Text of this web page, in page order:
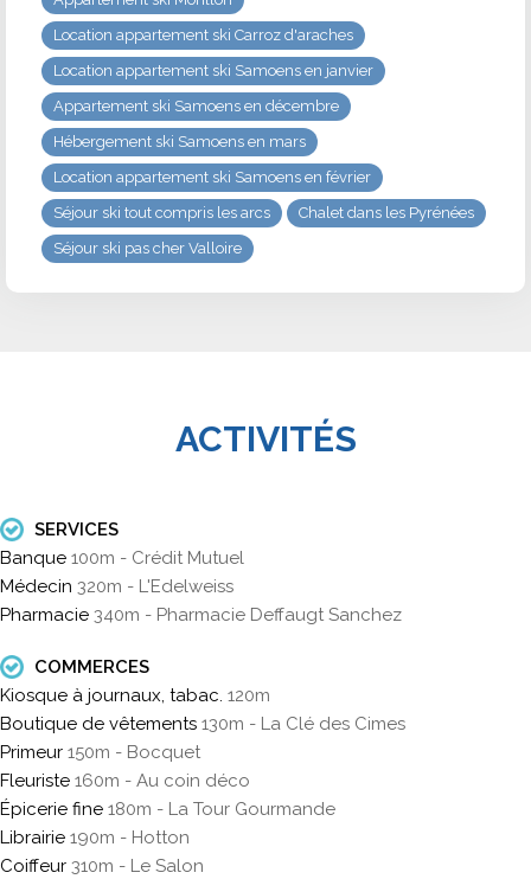
Location appartement ski Carroz d'araches
Location appartement ski Samoens en janvier
Appartement ski Samoens en décembre
Hébergement ski Samoens en mars
Location appartement ski Samoens en février
Séjour ski tout compris les arcs
Chalet dans les Pyrénées
Séjour ski pas cher Valloire
ACTIVITÉS
SERVICES
Banque 100m - Crédit Mutuel
Médecin 320m - L'Edelweiss
Pharmacie 340m - Pharmacie Deffaugt Sanchez
COMMERCES
Kiosque à journaux, tabac. 120m
Boutique de vêtements 130m - La Clé des Cimes
Primeur 150m - Bocquet
Fleuriste 160m - Au coin déco
Épicerie fine 180m - La Tour Gourmande
Librairie 190m - Hotton
Coiffeur 310m - Le Salon